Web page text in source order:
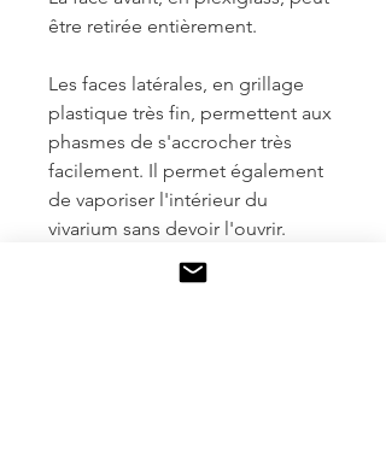
être retirée entièrement.
Les faces latérales, en grillage
plastique très fin, permettent aux
phasmes de s'accrocher très
facilement. Il permet également
de vaporiser l'intérieur du
vivarium sans devoir l'ouvrir.
Les faces inférieure, supérieure et